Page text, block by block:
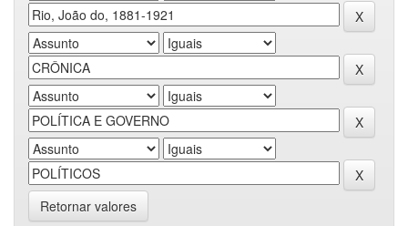
Retornar valores